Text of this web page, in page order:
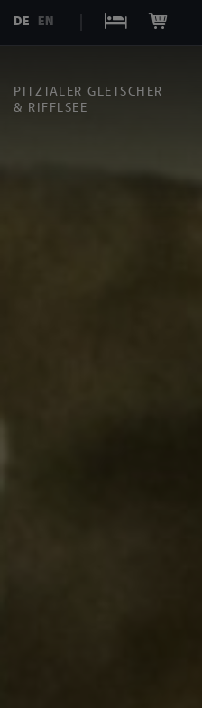
DE EN
PITZTALER GLETSCHER
& RIFFLSEE